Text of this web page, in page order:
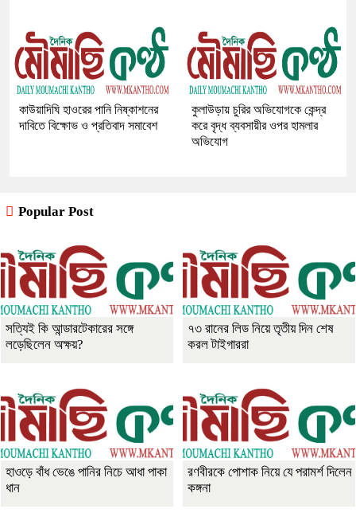
কাউয়াদিঘি হাওরের পানি নিষ্কাশনের
দাবিতে বিক্ষোভ ও প্রতিবাদ সমাবেশ
কুলাউড়ায় চুরির অভিযোগকে কেন্দ্র
করে বৃদ্ধ ব্যবসায়ীর ওপর হামলার
অভিযোগ
Popular Post
সত্যিই কি আন্ডারটেকারের সঙ্গে
লড়েছিলেন অক্ষয়?
৭৩ রানের লিড নিয়ে তৃতীয় দিন শেষ
করল টাইগাররা
হাওড়ে বাঁধ ভেঙে পানির নিচে আধা পাকা
ধান
রণবীরকে পোশাক নিয়ে যে পরামর্শ দিলেন
কঙ্গনা